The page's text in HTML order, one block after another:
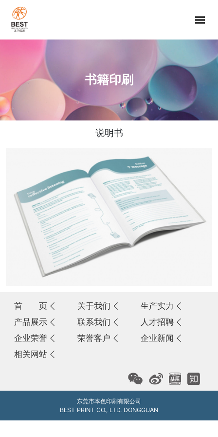
书籍印刷
说明书
首 页 关于我们
生产实力
产品展示
联系我们
人才招聘
企业荣誉
荣誉客户
企业新闻
相关网站
东莞市本色印刷有限公司
BEST PRINT CO., LTD. DONGGUAN